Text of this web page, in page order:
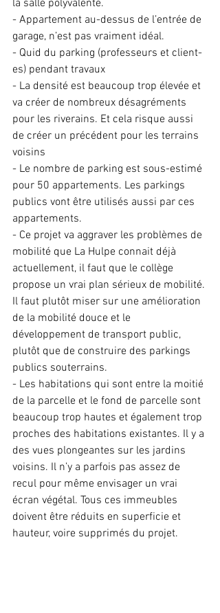
la salle polyvalente.
- Appartement au-dessus de l’entrée de
garage, n’est pas vraiment idéal.
- Quid du parking (professeurs et client-
es) pendant travaux
- La densité est beaucoup trop élevée et
va créer de nombreux désagréments
pour les riverains. Et cela risque aussi
de créer un précédent pour les terrains
voisins
- Le nombre de parking est sous-estimé
pour 50 appartements. Les parkings
publics vont être utilisés aussi par ces
appartements.
- Ce projet va aggraver les problèmes de
mobilité que La Hulpe connait déjà
actuellement, il faut que le collège
propose un vrai plan sérieux de mobilité.
Il faut plutôt miser sur une amélioration
de la mobilité douce et le
développement de transport public,
plutôt que de construire des parkings
publics souterrains.
- Les habitations qui sont entre la moitié
de la parcelle et le fond de parcelle sont
beaucoup trop hautes et également trop
proches des habitations existantes. Il y a
des vues plongeantes sur les jardins
voisins. Il n’y a parfois pas assez de
recul pour même envisager un vrai
écran végétal. Tous ces immeubles
doivent être réduits en superficie et
hauteur, voire supprimés du projet.